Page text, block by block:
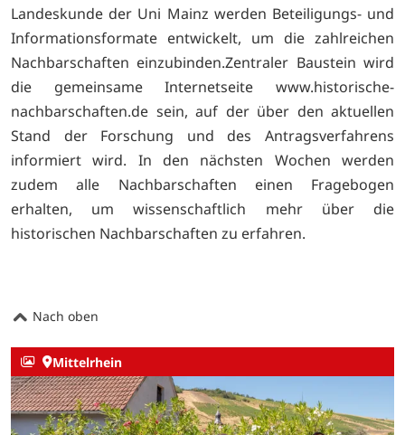
Landeskunde der Uni Mainz werden Beteiligungs- und
Informationsformate entwickelt, um die zahlreichen
Nachbarschaften einzubinden.Zentraler Baustein wird
die gemeinsame Internetseite www.historische-
nachbarschaften.de sein, auf der über den aktuellen
Stand der Forschung und des Antragsverfahrens
informiert wird. In den nächsten Wochen werden
zudem alle Nachbarschaften einen Fragebogen
erhalten, um wissenschaftlich mehr über die
historischen Nachbarschaften zu erfahren.
Nach oben
Mittelrhein